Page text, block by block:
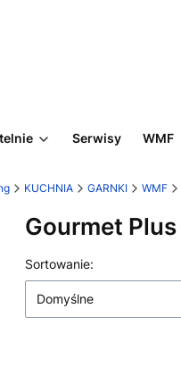
Serwisy WMF
KUCHNIA GARNKI WMF
Gourmet Plus
Lista produktów
Sortowanie:
Domyślne